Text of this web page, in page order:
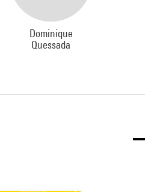
Dominique
Quessada